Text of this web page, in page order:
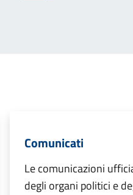
Comunicati
Le comunicazioni
degli organi politici e